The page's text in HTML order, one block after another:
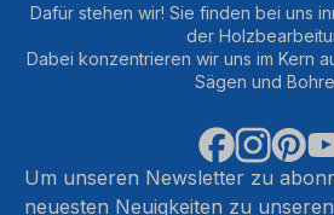
Dafür stehen wir! Sie finden bei uns
der
Dabei konzentrieren wir uns im Kern
Sägen und
Um unseren Newsletter zu
neuesten Neuigkeiten zu